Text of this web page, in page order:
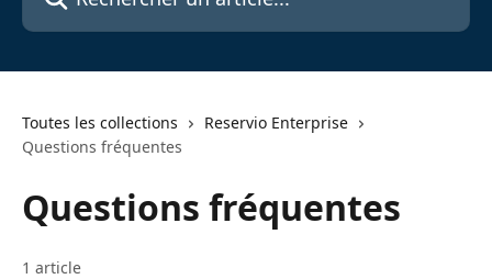
Toutes les collections
Reservio Enterprise
Questions fréquentes
Questions fréquentes
1 article